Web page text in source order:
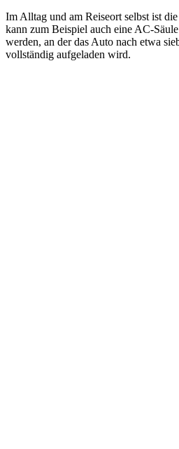
Im Alltag und am Reiseort selbst ist
kann zum Beispiel auch eine AC-
werden, an der das Auto nach etwa
vollständig aufgeladen wird.